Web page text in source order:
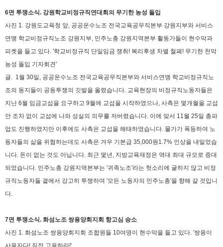
6면 투쟁소식. 강원학교비정규직연대회의 무기한 농성 돌입
사진 1. 강원도교육청 앞, 공공운수노조 전국교육공무직본부 강원지부와 서비스
연맹 학교비정규직노조 강원지부, 민주노총 강원지역본부 활동가들이 현수막과
피켓을 들고 있다. '학교비정규직 단일임금 쟁취! 복리후생 차별 철폐! 무기한 천막
농성 돌입 기자회견'
글. 1월 30일, 공공운수노조 전국교육공무직본부와 서비스연맹 학교비정규직노
조의 동지들이 공동투쟁의 깃발을 올렸습니다. 교육현장의 비정규직노동자들은
지난 6월 임금교섭을 요구하고 9월에 교섭을 시작하였으나, 사측은 몇개월을 교섭
안 조차 없이 교섭에 나와 성실의 의무를 저버렸습니다. 이에 맞서 11월 25일 총파
업도 진행하였지만 이후에도 사측은 교섭을 해태하였습니다. 물가가 폭등하여 노
동자들의 삶을 위협하는데도 사측은 겨우 기본급 35,000원1.7% 인상을 내밀었습
니다. 돈이 없는 것도 아닙니다. 최근 몇년, 지방교육재정은 역대 최대 규모로 증대
되었습니다. 민주노총 강원지역본부는 '귀족노조'라는 헛소리에 굴하지 않고 비정
규직노동자들 곁에서 강고히 투쟁하며 '모든 노동자의 민주노총'을 향해 갈 것입니
다.
7면 투쟁소식. 화섬노조 쌍용양회지회 항고심 승소
사진 1. 화섬노조 쌍용양회지회 조합원들 10여명이 현수막을 들고 있다. '쌍용이
사용자다! 직접 고용하라!'